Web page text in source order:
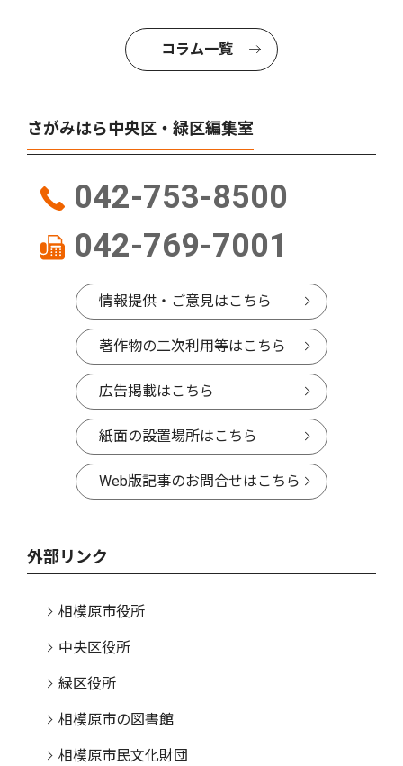
コラム一覧
さがみはら中央区・緑区編集室
042-753-8500
042-769-7001
情報提供・ご意見はこちら
著作物の二次利用等はこちら
広告掲載はこちら
紙面の設置場所はこちら
Web版記事のお問合せはこちら
外部リンク
相模原市役所
中央区役所
緑区役所
相模原市の図書館
相模原市民文化財団